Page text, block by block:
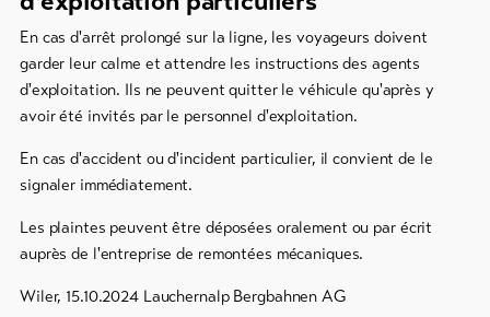
En cas d'arrêt prolongé sur la ligne, les voyageurs doivent
garder leur calme et attendre les instructions des agents
d'exploitation. Ils ne peuvent quitter le véhicule qu'après y
avoir été invités par le personnel d'exploitation.
En cas d'accident ou d'incident particulier, il convient de le
signaler immédiatement.
Les plaintes peuvent être déposées oralement ou par écrit
auprès de l'entreprise de remontées mécaniques.
Wiler, 15.10.2024 Lauchernalp Bergbahnen AG